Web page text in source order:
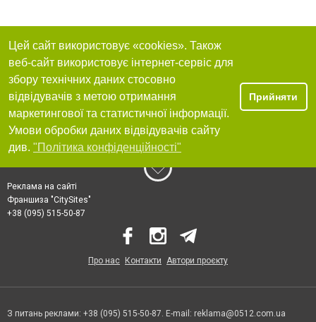
Цей сайт використовує «cookies». Також
веб-сайт використовує інтернет-сервіс для
збору технічних даних стосовно
відвідувачів з метою отримання
маркетингової та статистичної інформації.
Умови обробки даних відвідувачів сайту
див. "Політика конфіденційності"
Прийняти
Реклама на сайті
Франшиза "CitySites"
+38 (095) 515-50-87
Про нас Контакти Автори проєкту
З питань реклами: +38 (095) 515-50-87. E-mail: reklama@0512.com.ua